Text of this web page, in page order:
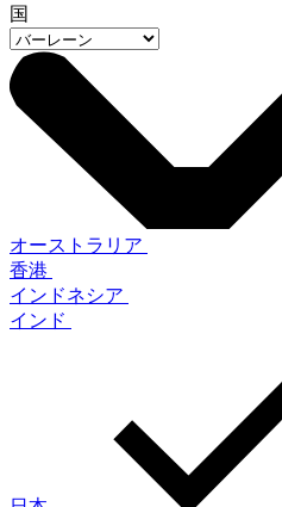
国
オーストラリア
香港
インドネシア
インド